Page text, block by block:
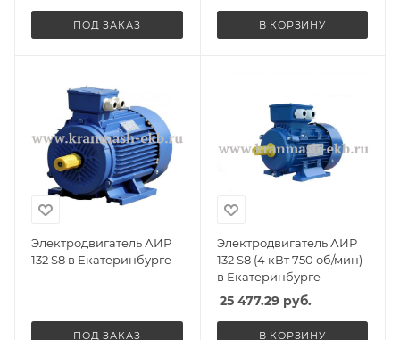
ПОД ЗАКАЗ В КОРЗИНУ
Электродвигатель АИР
132 S8 в Екатеринбурге
ПОД ЗАКАЗ
Электродвигатель АИР
132 S8 (4 кВт 750 об/мин)
в Екатеринбурге
25 477.29руб.
В КОРЗИНУ